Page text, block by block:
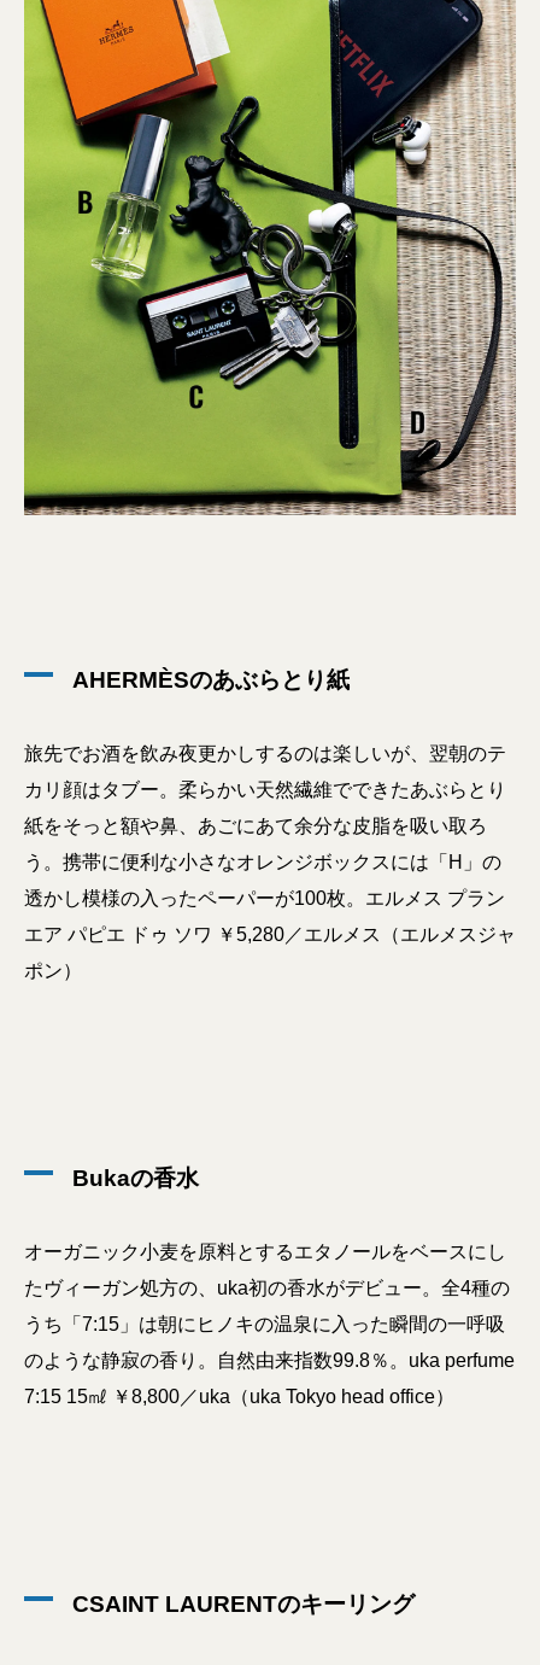
AHERMÈSのあぶらとり紙
旅先でお酒を飲み夜更かしするのは楽しいが、翌朝のテ
カリ顔はタブー。柔らかい天然繊維でできたあぶらとり
紙をそっと額や鼻、あごにあて余分な皮脂を吸い取ろ
う。携帯に便利な小さなオレンジボックスには「H」の
透かし模様の入ったペーパーが100枚。エルメス プラン
エア パピエ ドゥ ソワ ￥5,280／エルメス（エルメスジャ
ポン）
Bukaの香水
オーガニック小麦を原料とするエタノールをベースにし
たヴィーガン処方の、uka初の香水がデビュー。全4種の
うち「7:15」は朝にヒノキの温泉に入った瞬間の一呼吸
のような静寂の香り。自然由来指数99.8％。uka perfume
7:15 15㎖ ￥8,800／uka（uka Tokyo head office）
CSAINT LAURENTのキーリング